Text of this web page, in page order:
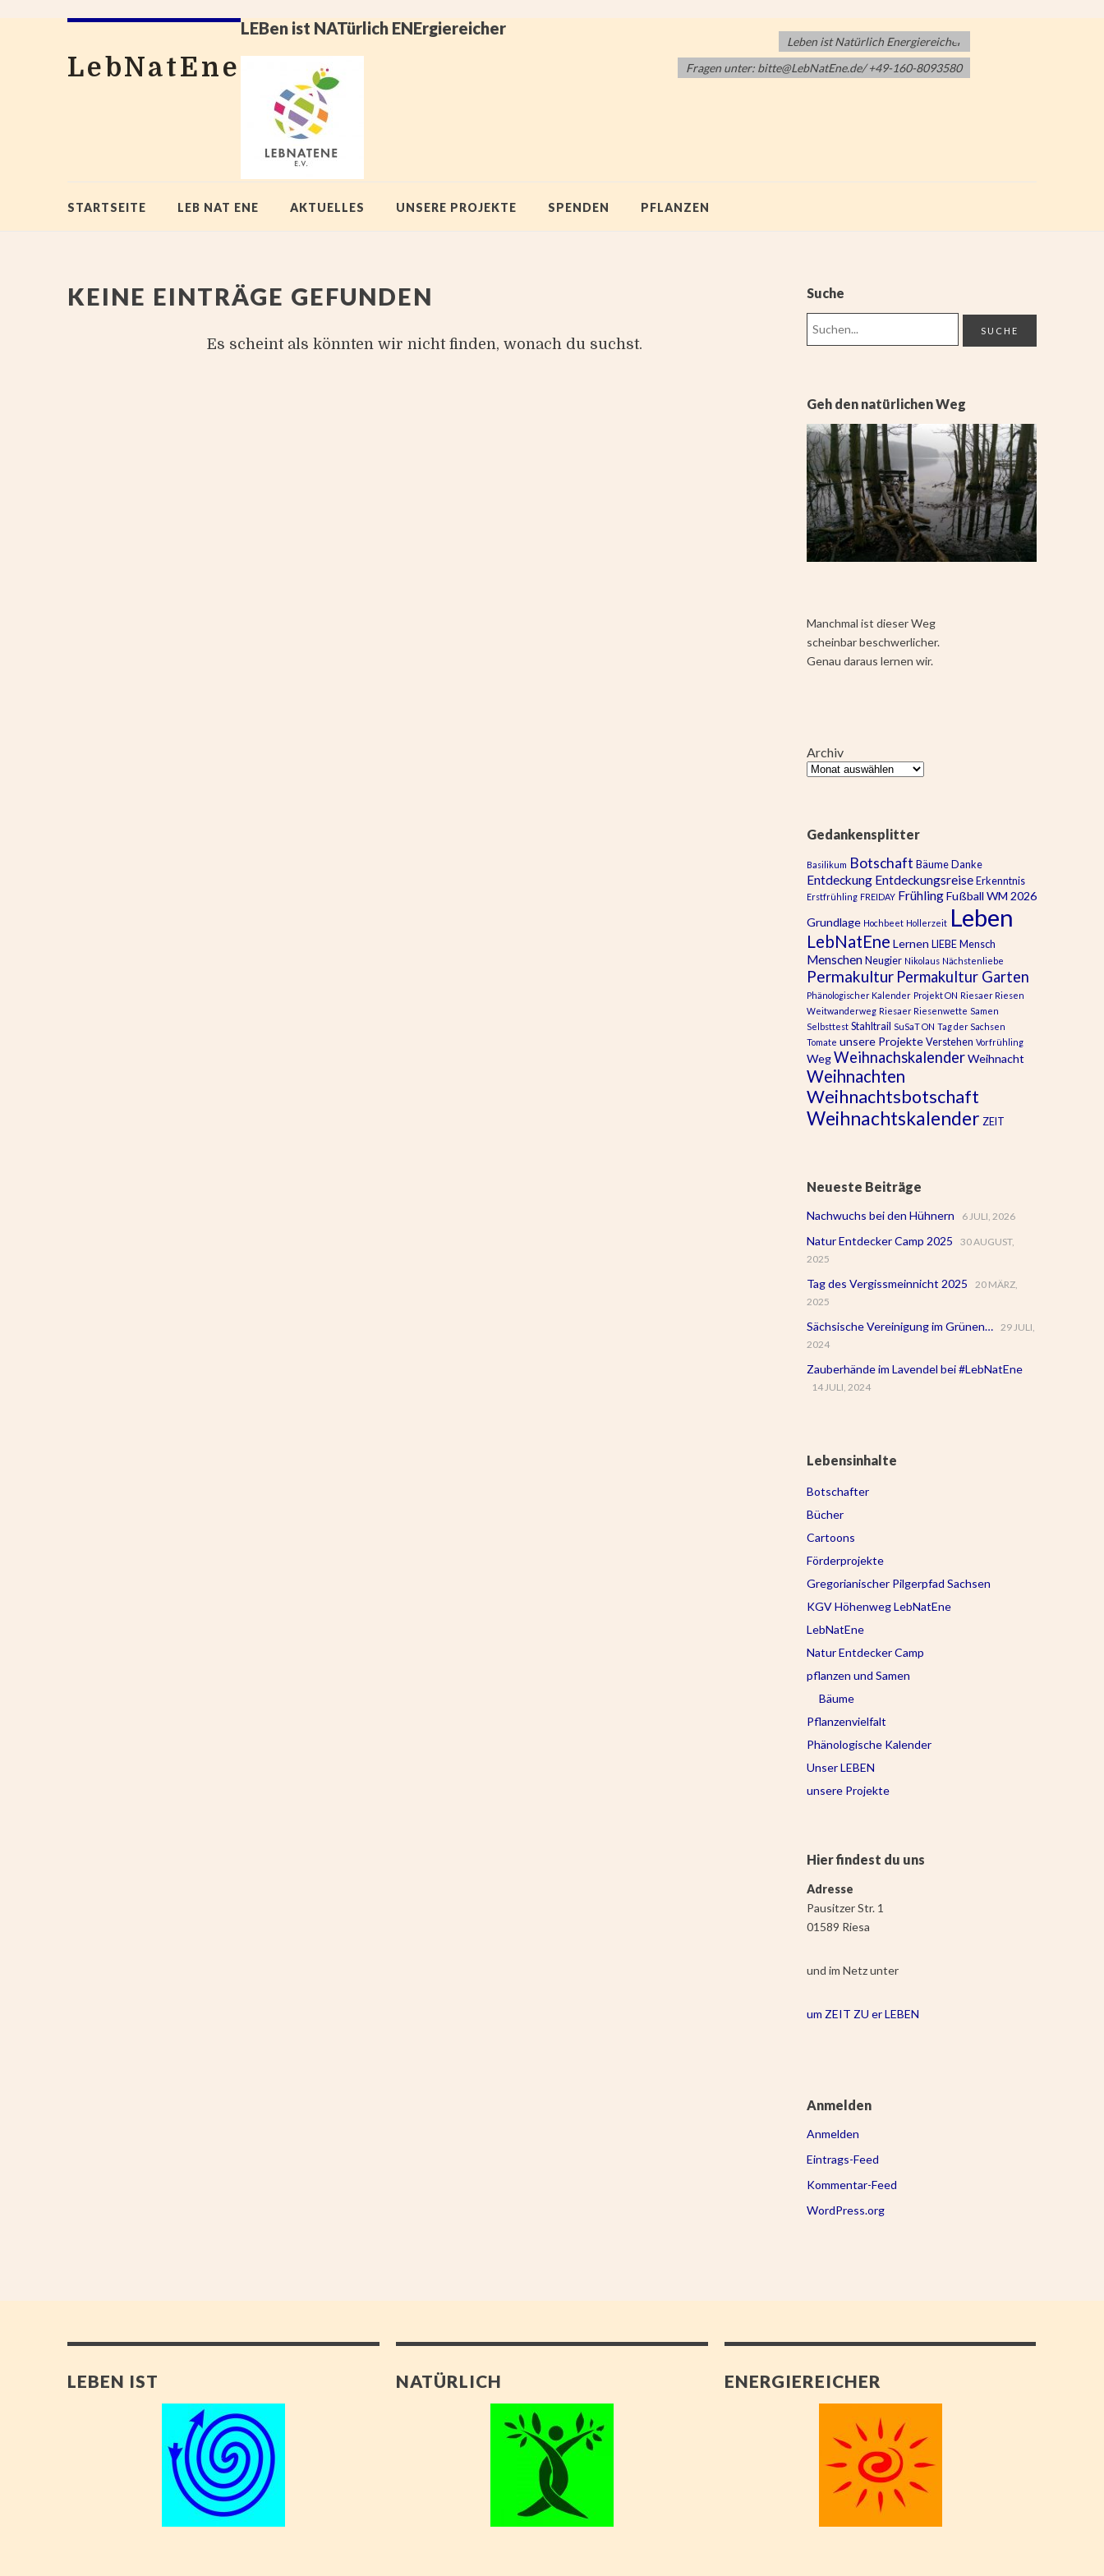
LebNatEne
LEBen ist NATürlich ENErgiereicher
Leben ist Natürlich Energiereicher
Fragen unter: bitte@LebNatEne.de/ +49-160-8093580
STARTSEITE LEB NAT ENE AKTUELLES UNSERE PROJEKTE SPENDEN PFLANZEN
KEINE EINTRÄGE GEFUNDEN
Es scheint als könnten wir nicht finden, wonach du suchst.
Suche
Geh den natürlichen Weg
Manchmal ist dieser Weg
scheinbar beschwerlicher.
Genau daraus lernen wir.
Archiv
Gedankensplitter
Basilikum Botschaft Bäume Danke
Entdeckung Entdeckungsreise Erkenntnis
Erstfrühling FREIDAY FrühlingFußball WM 2026
Grundlage Hochbeet Hollerzeit Leben
LebNatEne Lernen LIEBE Mensch
Menschen Neugier Nikolaus Nächstenliebe
Permakultur Permakultur Garten
Phänologischer Kalender Projekt ON Riesaer Riesen
Weitwanderweg Riesaer Riesenwette Samen
Selbsttest Stahltrail SuSaT ON Tag der Sachsen
Tomate unsere Projekte Verstehen Vorfrühling
WegWeihnachskalenderWeihnacht
Weihnachten
Weihnachtsbotschaft
Weihnachtskalender ZEIT
Neueste Beiträge
Nachwuchs bei den Hühnern 6 JULI, 2026
Natur Entdecker Camp 2025
30 AUGUST,
2025
Tag des Vergissmeinnicht 2025
20 MÄRZ,
2025
Sächsische Vereinigung im Grünen… 29 JULI,
2024
Zauberhände im Lavendel bei #LebNatEne
14 JULI, 2024
Lebensinhalte
Botschafter
Bücher
Cartoons
Förderprojekte
Gregorianischer Pilgerpfad Sachsen
KGV Höhenweg LebNatEne
LebNatEne
Natur Entdecker Camp
pflanzen und Samen
Bäume
Pflanzenvielfalt
Phänologische Kalender
Unser LEBEN
unsere Projekte
Hier findest du uns
Adresse
Pausitzer Str. 1
01589 Riesa
und im Netz unter
um ZEIT ZU er LEBEN
Anmelden
Anmelden
Eintrags-Feed
Kommentar-Feed
WordPress.org
LEBEN IST NATÜRLICH ENERGIEREICHER